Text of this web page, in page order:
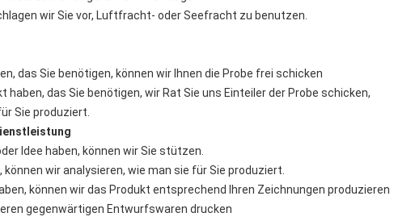
wir Sie vor, Luftfracht- oder Seefracht zu benutzen.
das Sie benötigen, können wir Ihnen die Probe frei schicken
haben, das Sie benötigen, wir Rat Sie uns Einteiler der Probe schicken,
Sie produziert.
Idee haben, können wir Sie stützen.
können wir analysieren, wie man sie für Sie produziert.
können wir das Produkt entsprechend Ihren Zeichnungen produzieren
gegenwärtigen Entwurfswaren drucken